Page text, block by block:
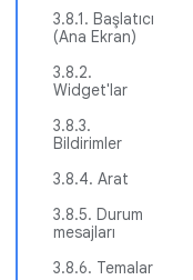
3.8.1. Başlatıcı
(Ana Ekran)
3.8.2.
Widget'lar
3.8.3.
Bildirimler
3.8.4. Arat
3.8.5. Durum
mesajları
3.8.6. Temalar